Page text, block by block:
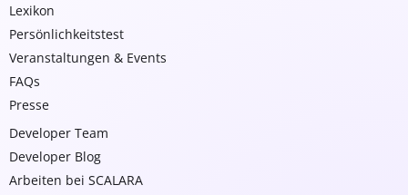
Lexikon
Persönlichkeitstest
Veranstaltungen & Events
FAQs
Presse
Developer Team
Developer Blog
Arbeiten bei SCALARA